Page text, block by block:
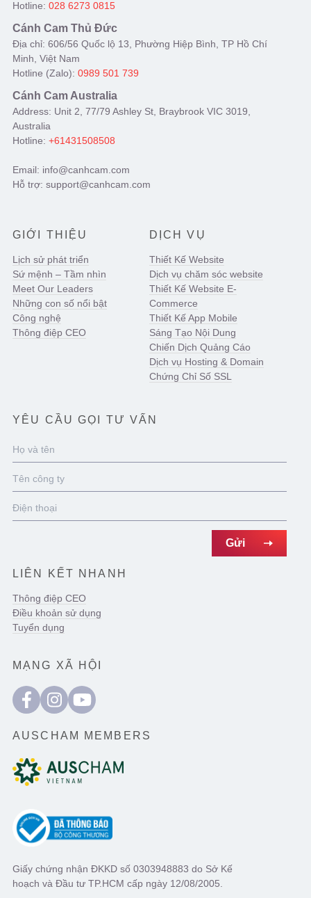
Hotline: 028 6273 0815
Cánh Cam Thủ Đức
Địa chỉ: 606/56 Quốc lộ 13, Phường Hiệp Bình, TP Hồ Chí
Minh, Việt Nam
Hotline (Zalo): 0989 501 739
Cánh Cam Australia
Address: Unit 2, 77/79 Ashley St, Braybrook VIC 3019,
Australia
Hotline: +61431508508
Email: info@canhcam.com
Hỗ trợ: support@canhcam.com
GIỚI THIỆU
Lịch sử phát triển
Sứ mệnh – Tầm nhìn
Meet Our Leaders
Những con số nổi bật
Công nghệ
Thông điệp CEO
DỊCH VỤ
Thiết Kế Website
Dịch vụ chăm sóc website
Thiết Kế Website E-
Commerce
Thiết Kế App Mobile
Sáng Tạo Nội Dung
Chiến Dịch Quảng Cáo
Dịch vụ Hosting & Domain
Chứng Chỉ Số SSL
YÊU CẦU GỌI TƯ VẤN
LIÊN KẾT NHANH
Thông điệp CEO
Điều khoản sử dụng
Tuyển dụng
MẠNG XÃ HỘI
AUSCHAM MEMBERS
Giấy chứng nhận ĐKKD số 0303948883 do Sở Kế
hoạch và Đầu tư TP.HCM cấp ngày 12/08/2005.